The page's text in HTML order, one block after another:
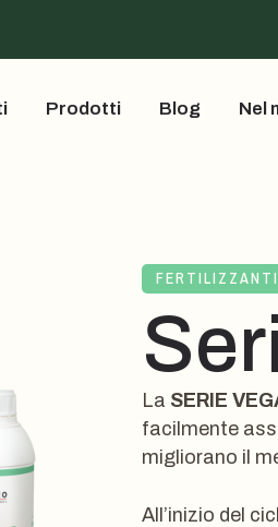
Prodotti Blog Nel
La SERIE
facilmente
migliorano il
All’inizio del